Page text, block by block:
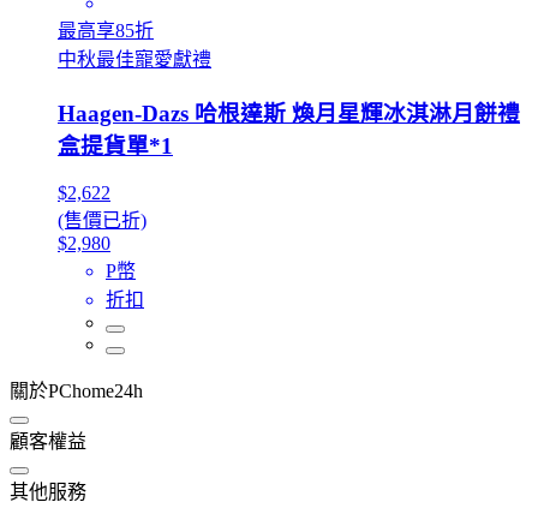
最高享85折
中秋最佳寵愛獻禮
Haagen-Dazs 哈根達斯 煥月星輝冰淇淋月餅禮
盒提貨單*1
$2,622
(售價已折)
$2,980
P幣
折扣
關於PChome24h
顧客權益
其他服務